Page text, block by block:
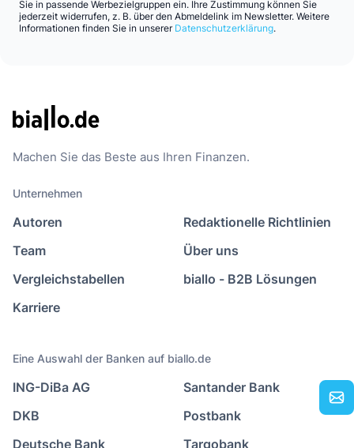
Sie in passende Werbezielgruppen ein. Ihre Zustimmung können Sie
jederzeit widerrufen, z. B. über den Abmeldelink im Newsletter. Weitere
Informationen finden Sie in unserer Datenschutzerklärung.
Machen Sie das Beste aus Ihren Finanzen.
Unternehmen
Autoren
Team
Vergleichstabellen
Karriere
Redaktionelle Richtlinien
Über uns
biallo - B2B Lösungen
Eine Auswahl der Banken auf biallo.de
ING-DiBa AG
DKB
Deutsche Bank
Santander Bank
Postbank
Targobank